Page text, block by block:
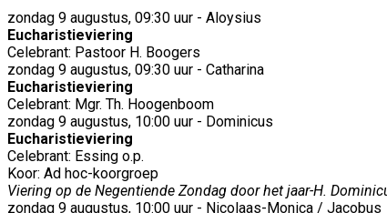
zondag 9 augustus, 09:30 uur - Aloysius
Eucharistieviering
Celebrant: Pastoor H. Boogers
zondag 9 augustus, 09:30 uur - Catharina
Eucharistieviering
Celebrant: Mgr. Th. Hoogenboom
zondag 9 augustus, 10:00 uur - Dominicus
Eucharistieviering
Celebrant: Essing o.p.
Koor: Ad hoc-koorgroep
Viering op de Negentiende Zondag door het jaar-H.
zondag 9 augustus, 10:00 uur - Nicolaas-Monica / Jacobus